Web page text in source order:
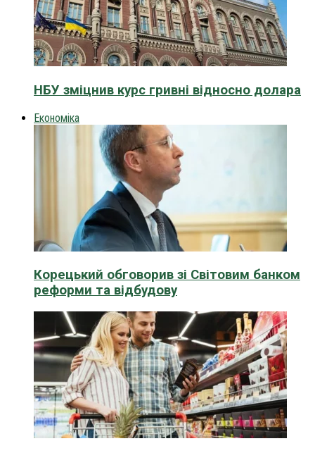
НБУ зміцнив курс гривні відносно долара
Економіка
Корецький обговорив зі Світовим банком
реформи та відбудову